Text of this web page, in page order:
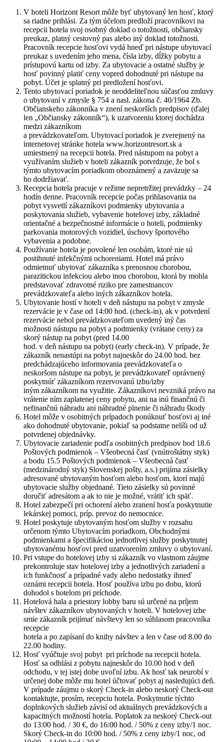
V hoteli Horizont Resort môže byť ubytovaný len hosť, ktorý
sa riadne prihlási. Za tým účelom predloží pracovníkovi na
recepcii hotela svoj osobný doklad o totožnosti, občiansky
preukaz, platný cestovný pas alebo iný doklad totožnosti.
Pracovník recepcie hosťovi vydá hneď pri nástupe ubytovací
preukaz s uvedením jeho mena, čísla izby, dĺžky pobytu a
prístupovú kartu od izby. Za ubytovacie a ostatné služby je
hosť povinný platiť ceny vopred dohodnuté pri nástupe na
pobyt. Účet je splatný pri predložení hosťovi.
Tento ubytovací poriadok je neoddeliteľnou súčasťou zmluvy
o ubytovaní v zmysle § 754 a nasl. zákona č. 40/1964 Zb.
Občianskeho zákonníka v znení neskorších predpisov (ďalej
len „Občiansky zákonník“), k uzatvoreniu ktorej dochádza
medzi zákazníkom
a prevádzkovateľom. Ubytovací poriadok je zverejnený na
internetovej stránke hotela www.horizontresort.sk a
umiestnený na recepcii hotela. Pred nástupom na pobyt a
využívaním služieb v hoteli zákazník potvrdzuje, že bol s
týmto ubytovacím poriadkom oboznámený a zaväzuje sa
ho dodržiavať.
Recepcia hotela pracuje v režime nepretržitej prevádzky – 24
hodín denne. Pracovník recepcie počas prihlasovania na
pobyt vysvetlí zákazníkovi podmienky ubytovania a
poskytovania služieb, vybavenie hotelovej izby, základné
orientačné a bezpečnostné informácie o hoteli, podmienky
parkovania motorových vozidiel, úschovy športového
vybavenia a podobne.
Používanie hotela je povolené len osobám, ktoré nie sú
postihnuté infekčnými ochoreniami. Hotel má právo
odmietnuť ubytovať zákazníka s prenosnou chorobou,
parazitickou infekciou alebo inou chorobou, ktorá by mohla
predstavovať zdravotné riziko pre zamestnancov
prevádzkovateľa alebo iných zákazníkov hotela.
Ubytovanie hostí v hoteli v deň nástupu na pobyt v zmysle
rezervácie je v čase od 14:00 hod. (check-in), ak v potvrdení
rezervácie nebol prevádzkovateľom uvedený iný čas
možnosti nástupu na pobyt a podmienky (vrátane ceny) za
skorý nástup na pobyt (pred 14.00
hod. v deň nástupu na pobyt) (early check-in). V prípade, že
zákazník nenastúpi na pobyt najneskôr do 24.00 hod. bez
predchádzajúceho informovania prevádzkovateľa o
neskoršom nástupe na pobyt, je prevádzkovateľ oprávnený
poskytnúť zákazníkom rezervovanú izbu/izby
iným zákazníkom na využitie. Zákazníkovi nevzniká právo na
vrátenie ním zaplatenej ceny pobytu, ani na inú finančnú či
nefinančnú náhradu ani náhradné plnenie či náhradu škody
Hotel môže v osobitných prípadoch ponúknuť hosťovi aj iné
ako dohodnuté ubytovanie, pokiaľ sa podstatne nelíši od už
potvrdenej objednávky.
Ubytovacie zariadenie podľa osobitných predpisov bod 18.6
Poštových podmienok – Všeobecná časť (vnútroštátny styk)
a bodu 15.5 Poštových podmienok – Všeobecná časť
(medzinárodný styk) Slovenskej pošty, a.s.) prijíma zásielky
adresované ubytovaným hosťom alebo hosťom, ktorí majú
ubytovacie služby objednané. Tieto zásielky sú povinné
doručiť adresátom a ak to nie je možné, vrátiť ich späť.
Hotel zabezpečí pri ochorení alebo zranení hosťa poskytnutie
lekárskej pomoci, príp. prevoz do nemocnice.
Hotel poskytuje ubytovaným hosťom služby v rozsahu
určenom týmto Ubytovacím poriadkom, Obchodnými
podmienkami a špecifikáciou jednotlivej služby poskytnutej
ubytovanému hosťovi pred uzatvorením zmluvy o ubytovaní.
Pri vstupe do hotelovej izby si zákazník vo vlastnom záujme
prekontroluje stav hotelovej izby a jednotlivých zariadení a
ich funkčnosť a prípadné vady alebo nedostatky ihneď
oznámi recepcii hotela. Hosť používa izbu po dobu, ktorú
dohodol s hotelom pri príchode.
Hotelová hala a priestory lobby baru sú určené na príjem
návštev zákazníkov ubytovaných v hoteli. V hotelovej izbe
smie zákazník prijímať návštevy len so súhlasom pracovníka
recepcie
hotela a po zapísaní do knihy návštev a len v čase od 8.00 do
22.00 hodiny.
Hosť vyúčtuje svoj pobyt pri príchode na recepcii hotela.
Hosť sa odhlási z pobytu najneskôr do 10.00 hod v deň
odchodu, v tej istej dobe uvoľní izbu. Ak hosť tak neurobí v
určenej dobe môže mu hotel účtovať pobyt aj nasledujúci deň.
V prípade záujmu o skorý Check-in alebo neskorý Check-out
kontaktujte, prosím, recepciu hotela. Poskytnutie týchto
doplnkových služieb závisí od aktuálnych prevádzkových a
kapacitných možností hotela. Poplatok za neskorý Check-out
do 13:00 hod. / 30 €, do 16:00 hod. / 50% z ceny izby/1 noc.
Skorý Check-in do 10:00 hod. / 50% z ceny izby/1 noc, od